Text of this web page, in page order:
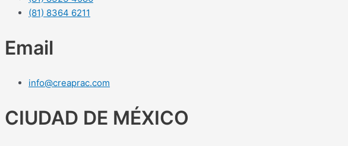
(81) 8364 6211
Email
info@creaprac.com
CIUDAD DE MÉXICO